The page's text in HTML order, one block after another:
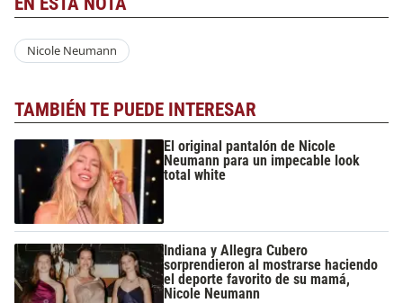
Nicole Neumann
TAMBIÉN TE PUEDE INTERESAR
El original pantalón de Nicole
Neumann para un impecable look
total white
Indiana y Allegra Cubero
sorprendieron al mostrarse haciendo
el deporte favorito de su mamá,
Nicole Neumann